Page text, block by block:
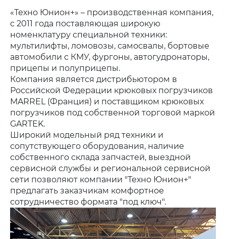
«Техно Юнион+» – производственная компания,
с 2011 года поставляющая широкую
номенклатуру специальной техники:
мультилифты, ломовозы, самосвалы, бортовые
автомобили с КМУ, фургоны, автогудронаторы,
прицепы и полуприцепы.
Компания является дистрибьютором в
Российской Федерации крюковых погрузчиков
MARREL (Франция) и поставщиком крюковых
погрузчиков под собственной торговой маркой
GARTEK.
Широкий модельный ряд техники и
сопутствующего оборудования, наличие
собственного склада запчастей, выездной
сервисной службы и региональной сервисной
сети позволяют компании "Техно Юнион+"
предлагать заказчикам комфортное
сотрудничество формата "под ключ".